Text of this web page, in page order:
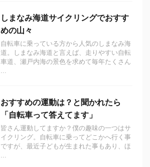
しまなみ海道サイクリングでおすす
めの山々
自転車に乗っている方から人気のしまなみ海
道。しまなみ海道と言えば、走りやすい自転
車道、瀬戸内海の景色を求めて毎年たくさん
...
おすすめの運動は？と聞かれたら
「自転車って答えてます」
皆さん運動してますか？僕の趣味の一つはサ
イクリング。自転車に乗ってどこかへ行く事
ですが、最近子どもが生まれた事もあり、ほ
...